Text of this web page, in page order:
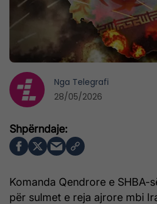
Komanda Qendrore e SHBA-
për sulmet e reja ajrore mbi
Nga Telegrafi
28/05/2026